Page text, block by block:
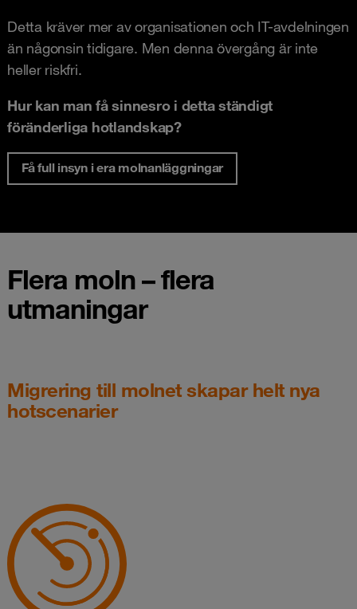
Detta kräver mer av organisationen och IT-avdelningen
än någonsin tidigare. Men denna övergång är inte
heller riskfri.
Hur kan man få sinnesro i detta ständigt
föränderliga hotlandskap?
Få full insyn i era molnanläggningar
Flera moln – flera
utmaningar
Migrering till molnet skapar helt nya
hotscenarier